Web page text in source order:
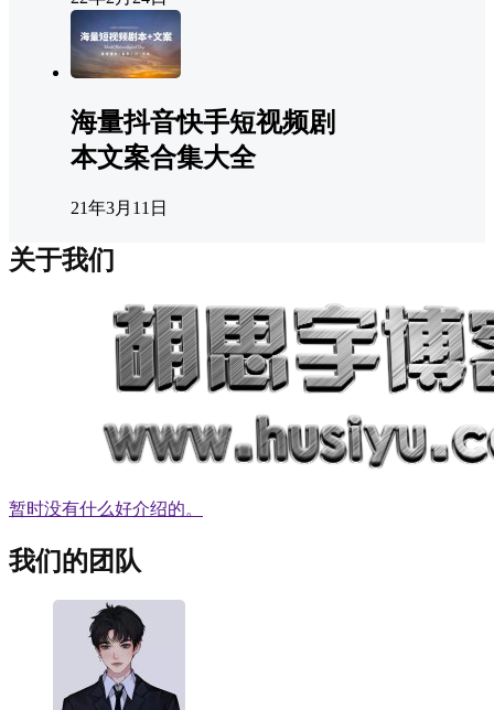
海量抖音快手短视频剧
本文案合集大全
21年3月11日
关于我们
暂时没有什么好介绍的。
我们的团队